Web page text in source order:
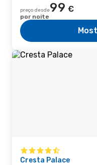
preço desde99 €
por noite
Cresta Palace